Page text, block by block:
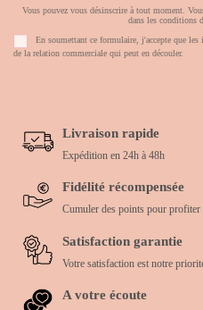
Vous pouvez vous désinscrire à tout moment.
dans les conditions
En soumettant ce formulaire, j'accepte que
de la relation commerciale qui peut en découler.
Livraison rapide
Expédition en 24h à 48h
Fidélité récompensée
Cumuler des points pour profiter
Satisfaction garantie
Votre satisfaction est notre
A votre écoute